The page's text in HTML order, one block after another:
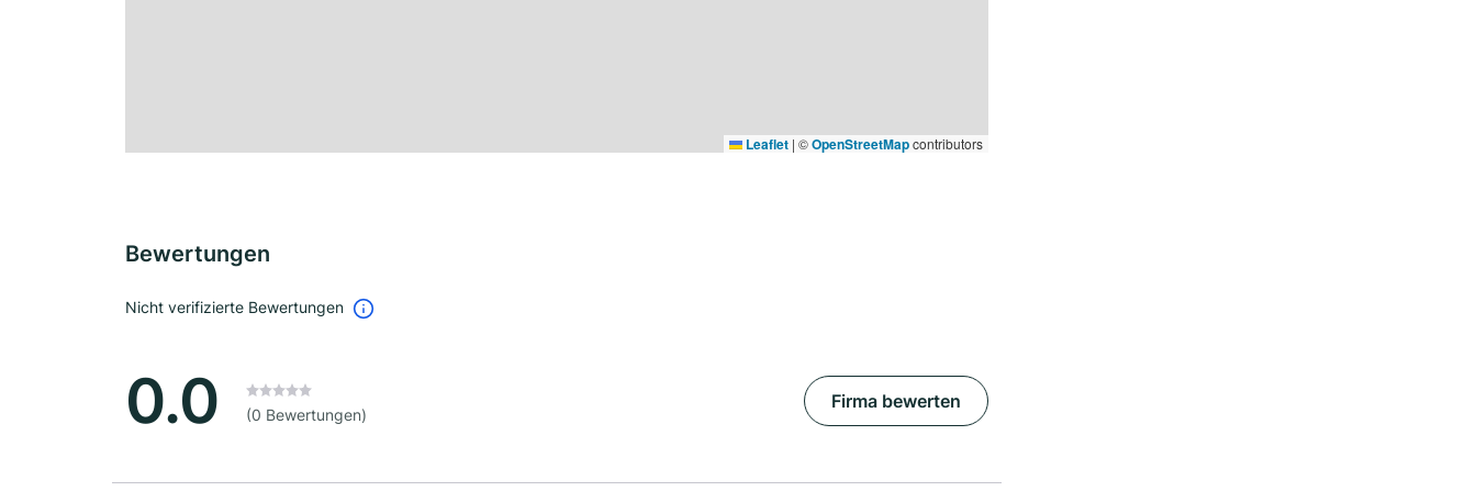
Leaflet | ©OpenStreetMapcontributors
Bewertungen
Nicht verifizierte Bewertungen
0.0 (0 Bewertungen)
Firma bewerten